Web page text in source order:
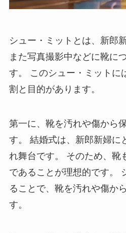
シュー・ミットとは、新郎
また写真撮影中などに靴に
す。 このシュー・ミットに
割と目的があります。
第一に、靴を汚れや傷から
す。 結婚式は、新郎新婦に
れ舞台です。 そのため、靴
であることが理想的です。
ることで、靴を汚れや傷か
す。